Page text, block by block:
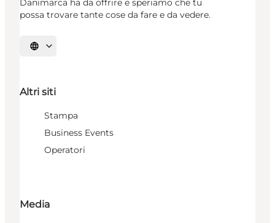
Danimarca ha da offrire e speriamo che tu
possa trovare tante cose da fare e da vedere.
Seleziona la lingua
Altri siti
Stampa
Business Events
Operatori
Media